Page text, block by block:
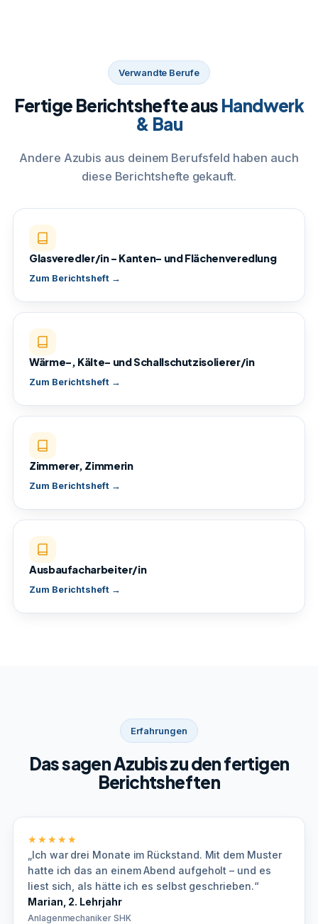
Verwandte Berufe
Fertige Berichtshefte aus Handwerk
& Bau
Andere Azubis aus deinem Berufsfeld haben auch
diese Berichtshefte gekauft.
Glasveredler/in – Kanten- und Flächenveredlung
Zum Berichtsheft →
Wärme-, Kälte- und Schallschutzisolierer/in
Zum Berichtsheft →
Zimmerer, Zimmerin
Zum Berichtsheft →
Ausbaufacharbeiter/in
Zum Berichtsheft →
Erfahrungen
Das sagen Azubis zu den fertigen
Berichtsheften
★★★★★
„Ich war drei Monate im Rückstand. Mit dem Muster
hatte ich das an einem Abend aufgeholt – und es
liest sich, als hätte ich es selbst geschrieben.“
Marian, 2. Lehrjahr
Anlagenmechaniker SHK